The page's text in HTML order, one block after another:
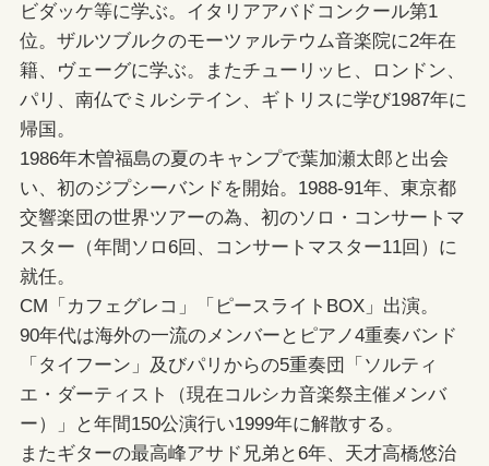
ビダッケ等に学ぶ。イタリアアバドコンクール第1
位。ザルツブルクのモーツァルテウム音楽院に2年在
籍、ヴェーグに学ぶ。またチューリッヒ、ロンドン、
パリ、南仏でミルシテイン、ギトリスに学び1987年に
帰国。
1986年木曽福島の夏のキャンプで葉加瀬太郎と出会
い、初のジプシーバンドを開始。1988-91年、東京都
交響楽団の世界ツアーの為、初のソロ・コンサートマ
スター（年間ソロ6回、コンサートマスター11回）に
就任。
CM「カフェグレコ」「ピースライトBOX」出演。
90年代は海外の一流のメンバーとピアノ4重奏バンド
「タイフーン」及びパリからの5重奏団「ソルティ
エ・ダーティスト（現在コルシカ音楽祭主催メンバ
ー）」と年間150公演行い1999年に解散する。
またギターの最高峰アサド兄弟と6年、天才高橋悠治